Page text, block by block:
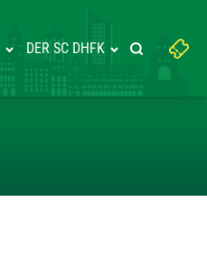
DER SC DHFK
Suchbegriff
eingeben:
Suche